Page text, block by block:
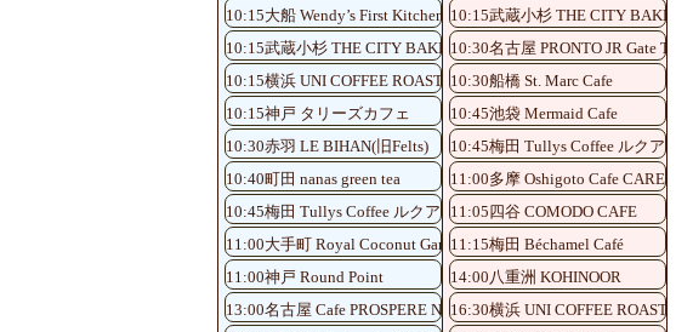
10:15大船 Wendy’s First Kitchen
10:15武蔵小杉 THE CITY BAKERY
10:15横浜 UNI COFFEE ROASTERY
10:15神戸 タリーズカフェ
10:30赤羽 LE BIHAN(旧Felts)
10:40町田 nanas green tea
10:45梅田 Tullys Coffee ルクアイーレ5階店
11:00大手町 Royal Coconut Garden
11:00神戸 Round Point
13:00名古屋 Cafe PROSPERE Nayabashi
10:15武蔵小杉 THE CITY BAKERY
10:30名古屋 PRONTO JR Gate
10:30船橋 St. Marc Cafe
10:45池袋 Mermaid Cafe
10:45梅田 Tullys Coffee ルクアイ
11:00多摩 Oshigoto Cafe CAREER
11:05四谷 COMODO CAFE
11:15梅田 Béchamel Café
14:00八重洲 KOHINOOR
16:30横浜 UNI COFFEE